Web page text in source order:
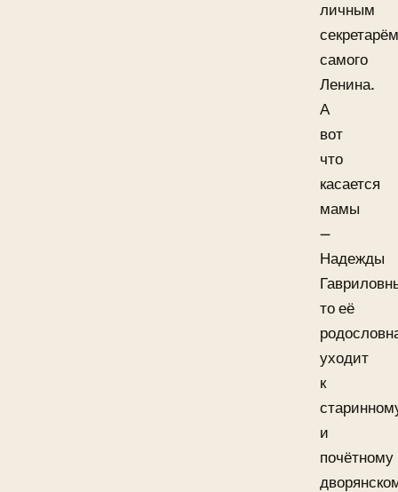
личным
секретарём
самого
Ленина.
А
вот
что
касается
мамы
—
Надежды
то её
уходит
к
и
почётному